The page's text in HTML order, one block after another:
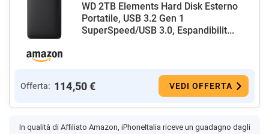
WD 2TB Elements Hard Disk Esterno
Portatile, USB 3.2 Gen 1
SuperSpeed/USB 3.0, Espandibilit...
Offerta: 114,50 € VEDI OFFERTA
In qualità di Affiliato Amazon, iPhoneItalia riceve un guadagno dagli